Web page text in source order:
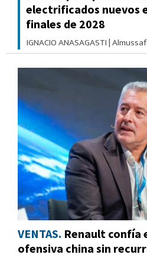
electrificados nuevos
finales de 2028
IGNACIO ANASAGASTI|
VENTAS. Renault confía
ofensiva china sin